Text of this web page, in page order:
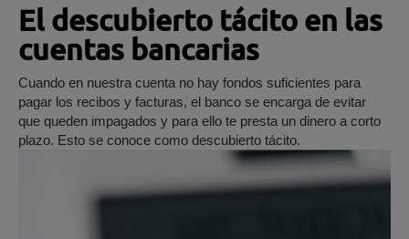
El descubierto tácito en las
cuentas bancarias
Cuando en nuestra cuenta no hay fondos suficientes para
pagar los recibos y facturas, el banco se encarga de evitar
que queden impagados y para ello te presta un dinero a corto
plazo. Esto se conoce como descubierto tácito.